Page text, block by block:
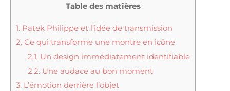
Table des matières
1. Patek Philippe et l’idée de transmission
2. Ce qui transforme une montre en icône
2.1.Un design immédiatement identifiable
2.2.Une audace au bon moment
3. L’émotion derrière l’objet